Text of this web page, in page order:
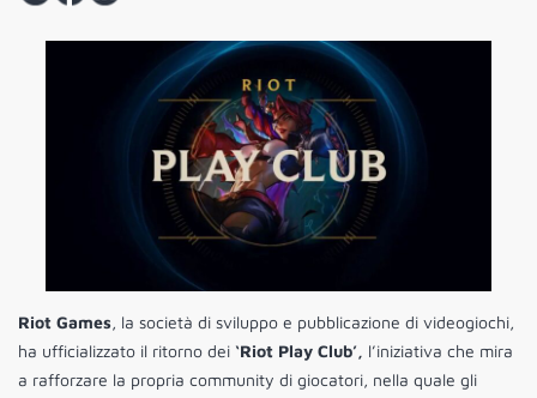
Riot Games, la società di sviluppo e pubblicazione di videogiochi,
ha ufficializzato il ritorno dei ‘Riot Play Club’, l’iniziativa che mira
a rafforzare la propria community di giocatori, nella quale gli